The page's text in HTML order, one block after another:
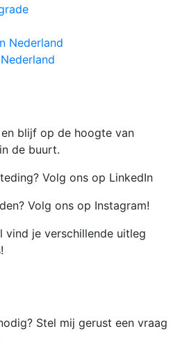
Nederland
blijf op de hoogte van
de buurt.
Volg ons op LinkedIn
Volg ons op Instagram!
vind je verschillende uitleg
Stel mij gerust een vraag